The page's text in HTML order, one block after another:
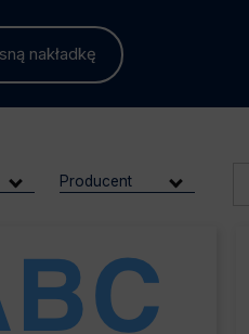
nakładkę
Producent